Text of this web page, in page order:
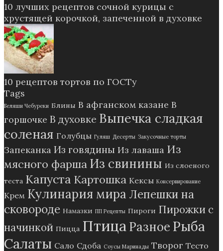
10 лучших рецептов сочной курицы с
хрустящей корочкой, запеченной в духовке
10 рецептов тортов по ГОСТу
Tags
Беляши Чебуреки Блины В афганском казане В
горшочке В духовке Выпечка сладкая
соленая Голубцы Гуляш Десерты Закусочные торты
Запеканка Из говядины Из лаваша Из
мясного фарша Из свинины Из слоеного
теста Капуста Картошка Кексы Консервирование
Крем Кулинария мира Лепешки на
сковороде Намазки ПП Рецепты Пироги Пирожки с
начинкой Пицца ПтицаРазное Рыба
Салаты Сало Сдоба Соусы Маринады Творог Тесто